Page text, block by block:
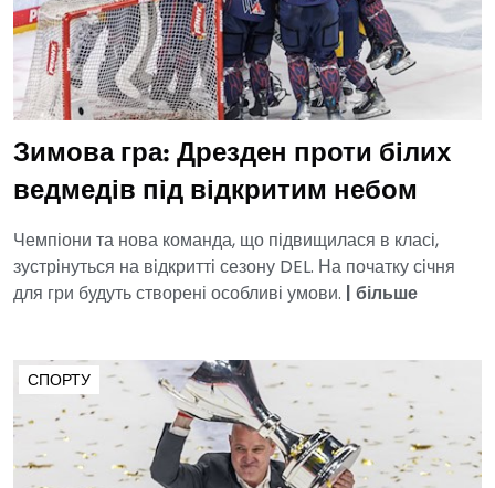
Зимова гра: Дрезден проти білих
ведмедів під відкритим небом
Чемпіони та нова команда, що підвищилася в класі,
зустрінуться на відкритті сезону DEL. На початку січня
для гри будуть створені особливі умови. | більше
СПОРТУ